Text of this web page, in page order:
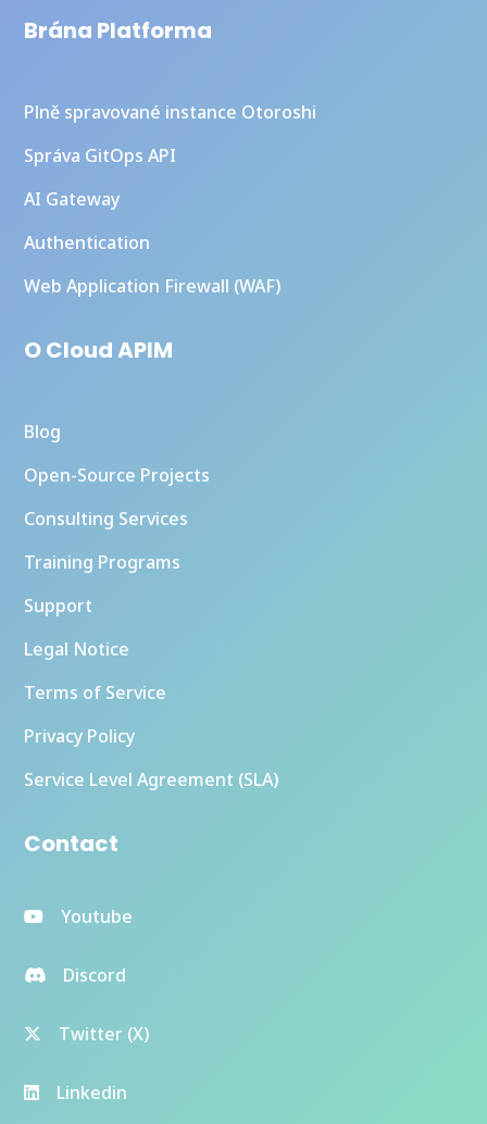
Brána Platforma
Plně spravované instance Otoroshi
Správa GitOps API
AI Gateway
Authentication
Web Application Firewall (WAF)
O Cloud APIM
Blog
Open-Source Projects
Consulting Services
Training Programs
Support
Legal Notice
Terms of Service
Privacy Policy
Service Level Agreement (SLA)
Contact
Youtube
Discord
Twitter (X)
Linkedin